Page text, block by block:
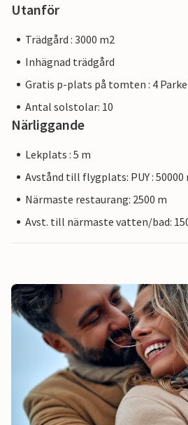
Utanför
Trädgård : 3000 m2
Inhägnad trädgård
Gratis p-plats på tomten : 4
Antal solstolar: 10
Närliggande
Lekplats : 5 m
Avstånd till flygplats: PUY : 50000
Närmaste restaurang: 2500 m
Avst. till närmaste vatten/bad: